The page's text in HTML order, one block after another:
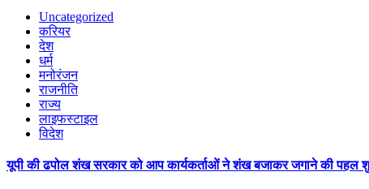
Uncategorized
करियर
देश
धर्म
मनोरंजन
राजनीति
राज्य
लाइफस्टाइल
विदेश
यूपी की ढपोल शंख सरकार को आप कार्यकर्ताओं ने शंख बजाकर जगाने की पहल